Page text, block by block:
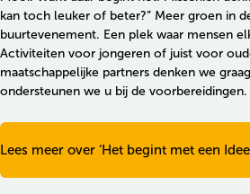
kan toch leuker of beter?” Meer groen in
buurtevenement. Een plek waar mensen
Activiteiten voor jongeren of juist voor
maatschappelijke partners denken we
ondersteunen we u bij de voorbereidingen.
Lees meer over ‘Het begint met een